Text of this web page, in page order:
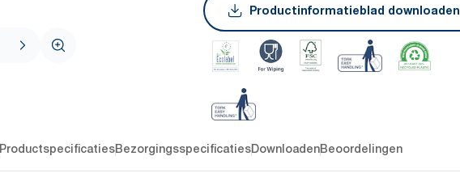
Productinformatieblad downloaden
ProductspecificatiesBezorgingsspecificatiesDownloadenBeoordelingen